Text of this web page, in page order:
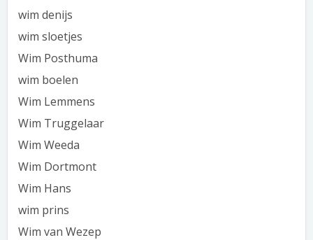
wim denijs
wim sloetjes
Wim Posthuma
wim boelen
Wim Lemmens
Wim Truggelaar
Wim Weeda
Wim Dortmont
Wim Hans
wim prins
Wim van Wezep